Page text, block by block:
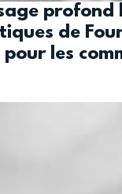
profond
de
les